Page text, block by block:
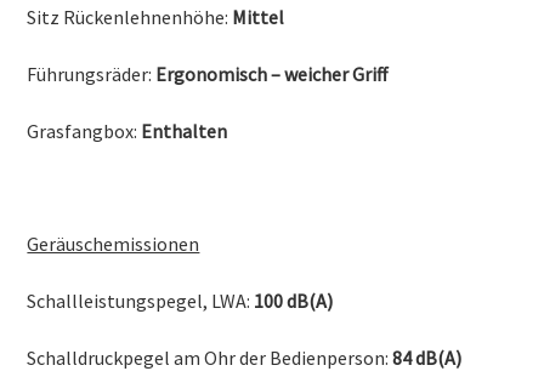
Sitz Rückenlehnenhöhe: Mittel
Führungsräder: Ergonomisch – weicher Griff
Grasfangbox: Enthalten
Geräuschemissionen
Schallleistungspegel, LWA: 100 dB(A)
Schalldruckpegel am Ohr der Bedienperson:84 dB(A)